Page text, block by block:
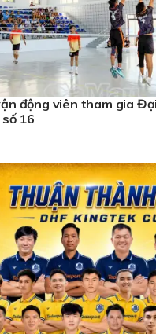
động viên tham gia
16